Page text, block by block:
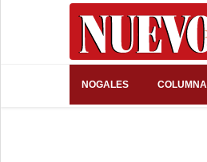
NOGALES COLUMNA